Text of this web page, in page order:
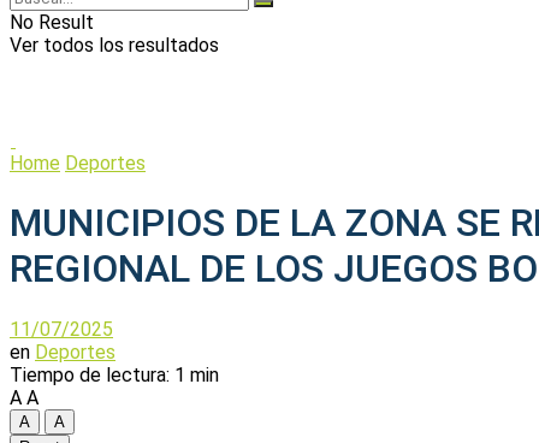
No Result
Ver todos los resultados
Home Deportes
MUNICIPIOS DE LA ZONA SE
REGIONAL DE LOS JUEGOS
11/07/2025
en Deportes
Tiempo de lectura: 1 min
A A
A
A